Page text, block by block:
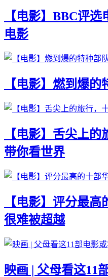
【电影】BBC评
电影
【电影】燃到爆
【电影】舌尖上
带你看世界
【电影】评分最
很难被超越
映画 | 父母看这11